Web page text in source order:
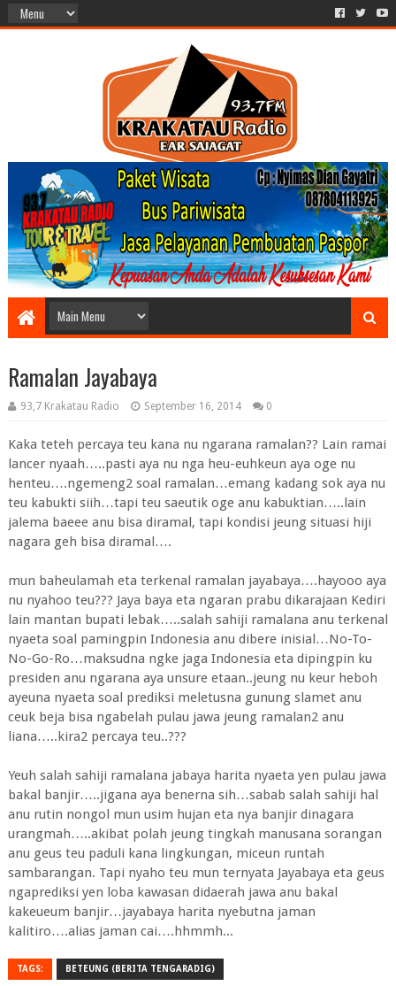
Ramalan Jayabaya
93,7 Krakatau Radio September 16, 2014 0
Kaka teteh percaya teu kana nu ngarana ramalan?? Lain ramai
lancer nyaah…..pasti aya nu nga heu-euhkeun aya oge nu
henteu….ngemeng2 soal ramalan…emang kadang sok aya nu
teu kabukti siih…tapi teu saeutik oge anu kabuktian…..lain
jalema baeee anu bisa diramal, tapi kondisi jeung situasi hiji
nagara geh bisa diramal….
mun baheulamah eta terkenal ramalan jayabaya….hayooo aya
nu nyahoo teu??? Jaya baya eta ngaran prabu dikarajaan Kediri
lain mantan bupati lebak…..salah sahiji ramalana anu terkenal
nyaeta soal pamingpin Indonesia anu dibere inisial…No-To-
No-Go-Ro…maksudna ngke jaga Indonesia eta dipingpin ku
presiden anu ngarana aya unsure etaan..jeung nu keur heboh
ayeuna nyaeta soal prediksi meletusna gunung slamet anu
ceuk beja bisa ngabelah pulau jawa jeung ramalan2 anu
liana…..kira2 percaya teu..???
Yeuh salah sahiji ramalana jabaya harita nyaeta yen pulau jawa
bakal banjir…..jigana aya benerna sih…sabab salah sahiji hal
anu rutin nongol mun usim hujan eta nya banjir dinagara
urangmah…..akibat polah jeung tingkah manusana sorangan
anu geus teu paduli kana lingkungan, miceun runtah
sambarangan. Tapi nyaho teu mun ternyata Jayabaya eta geus
ngaprediksi yen loba kawasan didaerah jawa anu bakal
kakeueum banjir…jayabaya harita nyebutna jaman
kalitiro….alias jaman cai….hhmmh...
TAGS: BETEUNG (BERITA TENGARADIG)